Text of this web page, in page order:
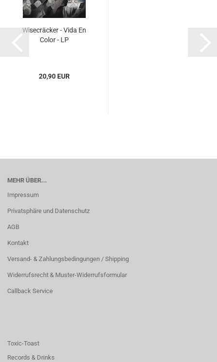
Wisecräcker - Vida En
Color - LP
20,90 EUR
MEHR ÜBER...
Impressum
Privatsphäre und Datenschutz
AGB
Kontakt
Versand- & Zahlungsbedingungen / Shipping
Widerrufsrecht & Muster-Widerrufsformular
Callback Service
Toxic-Toast
Records & Drinks